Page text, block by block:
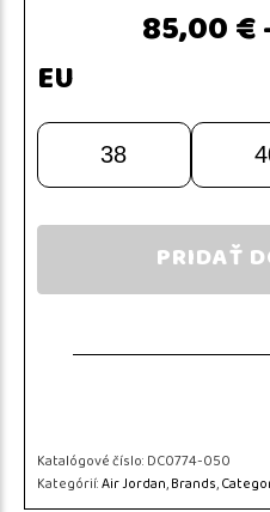
85,00 €
EU
38
PRIDAŤ
Katalógové číslo:DC0774-050
Kategórií:Air Jordan,Brands,